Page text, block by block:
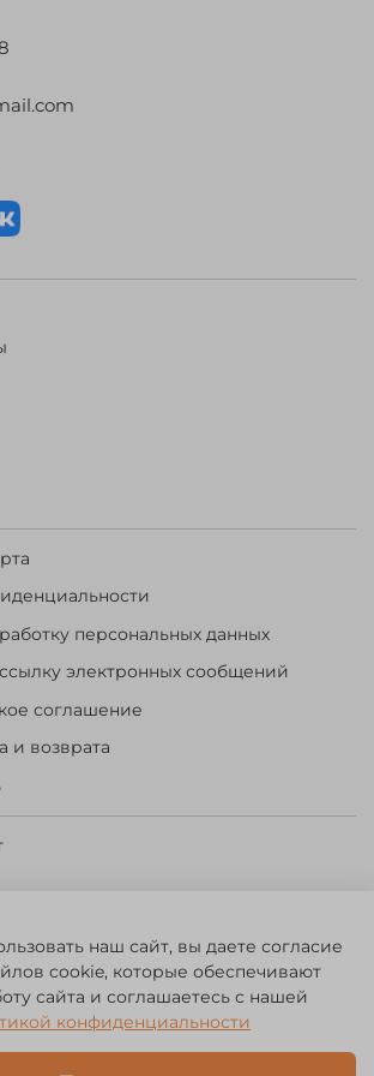
персональных данных
электронных сообщений
соглашение
и возврата
River. Рыболовный интернет-магазин.
наш сайт, вы даете согласие
cookie, которые обеспечивают
сайта и соглашаетесь с нашей
конфиденциальности